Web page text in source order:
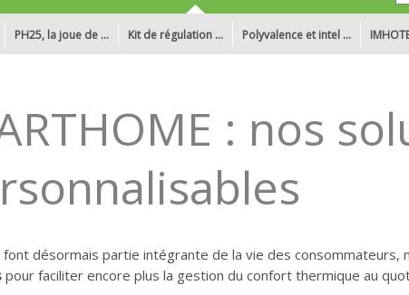
PH25, la joue de ... Kit de régulation ... Polyvalence et intel ...
: nos
font désormais partie intégrante de la vie des consommateurs,
pour faciliter encore plus la gestion du confort thermique au